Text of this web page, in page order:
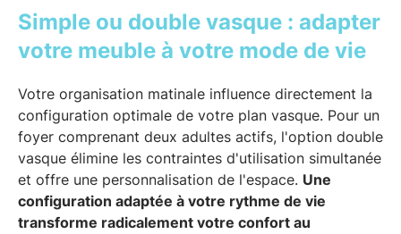
Simple ou double vasque : adapter
votre meuble à votre mode de vie
Votre organisation matinale influence directement la
configuration optimale de votre plan vasque. Pour un
foyer comprenant deux adultes actifs, l'option double
vasque élimine les contraintes d'utilisation simultanée
et offre une personnalisation de l'espace. Une
configuration adaptée à votre rythme de vie
transforme radicalement votre confort au